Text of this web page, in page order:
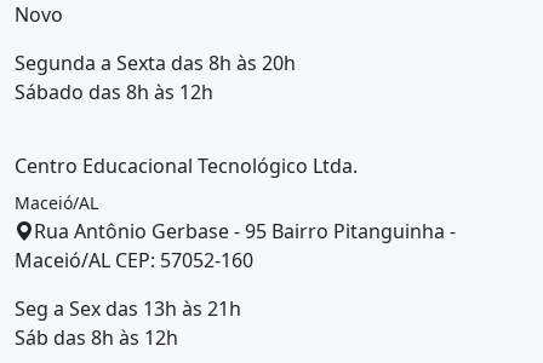
Novo
Segunda a Sexta das 8h às 20h
Sábado das 8h às 12h
Centro Educacional Tecnológico Ltda.
Maceió/AL
Rua Antônio Gerbase - 95 Bairro Pitanguinha -
Maceió/AL CEP: 57052-160
Seg a Sex das 13h às 21h
Sáb das 8h às 12h